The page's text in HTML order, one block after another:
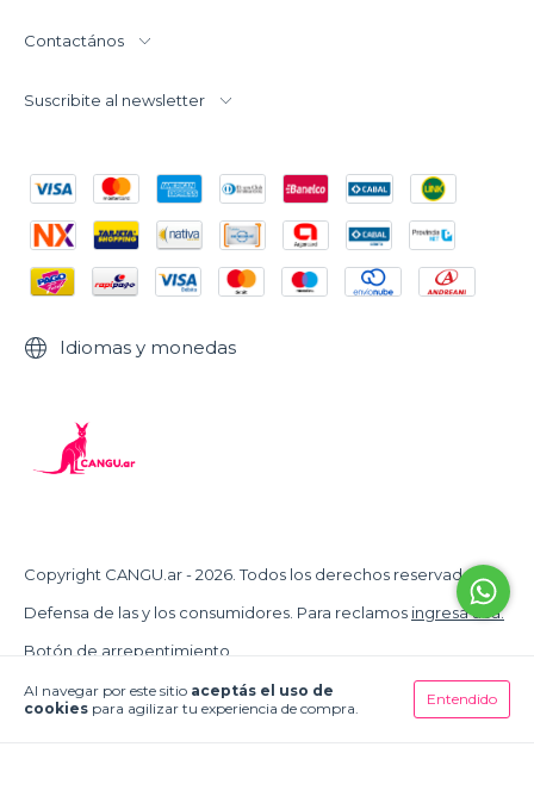
Al navegar por este sitio aceptás el uso de
cookies para agilizar tu experiencia de compra.
Entendido
Contactános
Suscribite al newsletter
Idiomas y monedas
Copyright CANGU.ar - 2026. Todos los derechos reservados.
Defensa de las y los consumidores. Para reclamos ingresá acá.
Botón de arrepentimiento